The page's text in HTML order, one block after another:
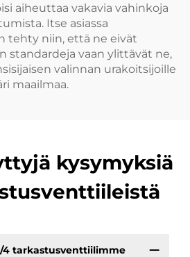
aiheuttaa vakavia vahinkoja
Itse asiassa
tehty niin, että ne eivät
standardeja vaan ylittävät ne,
valinnan urakoitsijoille
maailmaa.
kysymyksiä
4 tarkastusventtiilimme